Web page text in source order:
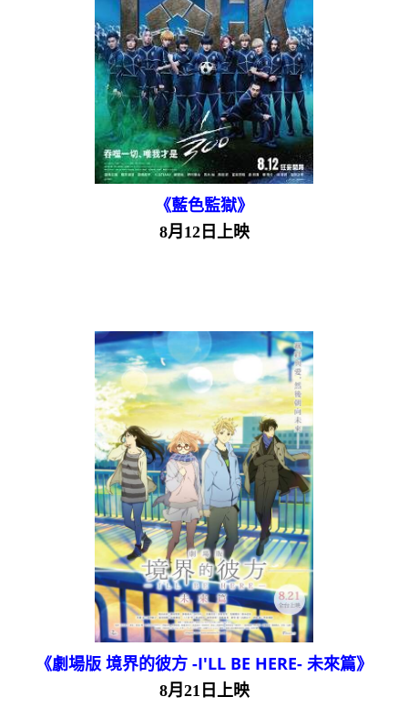
《藍色監獄》
8月12日上映
《劇場版 境界的彼方 -I'LL BE HERE- 未來篇》
8月21日上映